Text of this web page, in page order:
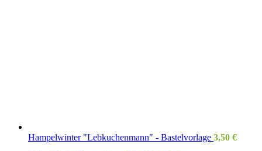
Hampelwinter "Lebkuchenmann" - Bastelvorlage 3,50 €